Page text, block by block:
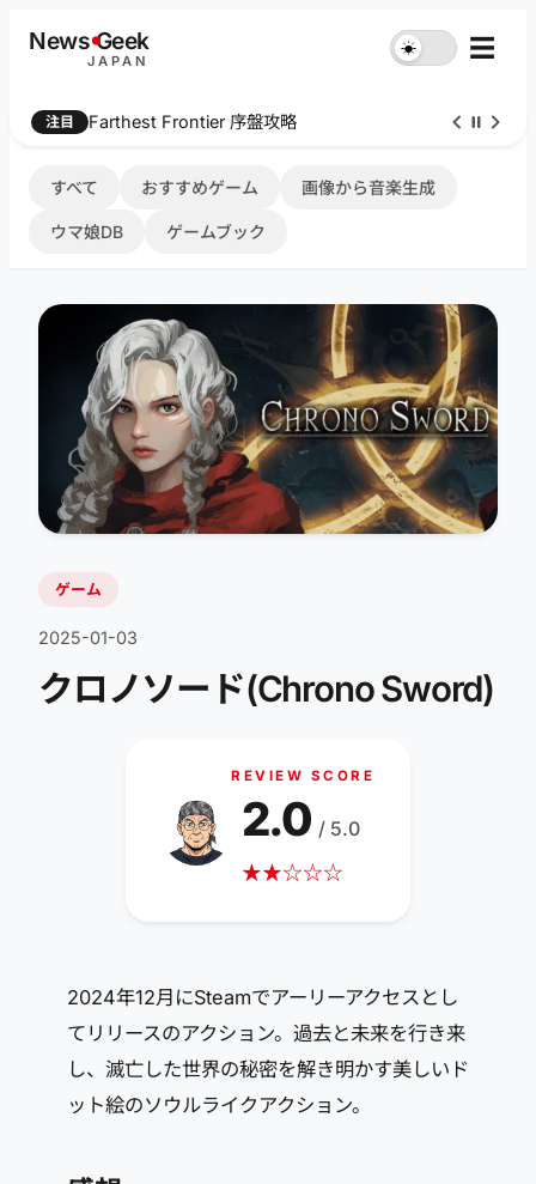
NewsGeek
JAPAN
☀︎ ☰
注目 Farthest Frontier 序盤攻略
すべて おすすめゲーム 画像から音楽生成
ウマ娘DB ゲームブック
ゲーム
2025-01-03
クロノソード(Chrono Sword)
REVIEW SCORE
★★☆☆☆
2.0 / 5.0
2024年12月にSteamでアーリーアクセスとし
てリリースのアクション。過去と未来を行き来
し、滅亡した世界の秘密を解き明かす美しいド
ット絵のソウルライクアクション。